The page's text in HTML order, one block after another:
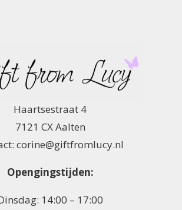
Haartsestraat 4
7121 CX Aalten
corine@giftfromlucy.nl
Opengingstijden:
14:00 – 17:00